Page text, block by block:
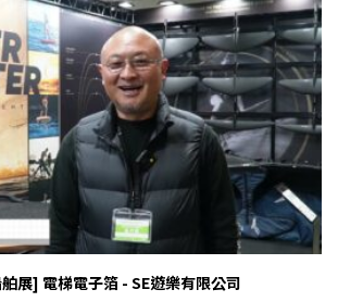
展] 電梯電子箔 - SE遊樂有限公司